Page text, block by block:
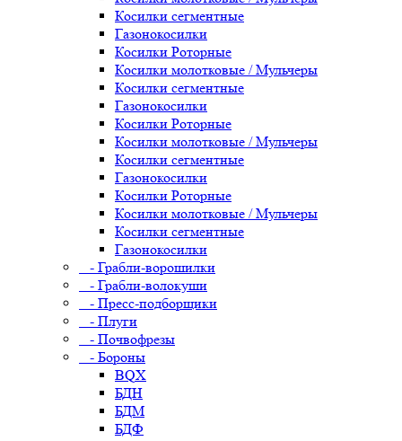
Косилки сегментные
Газонокосилки
Косилки Роторные
Косилки молотковые / Мульчеры
Косилки сегментные
Газонокосилки
Косилки Роторные
Косилки молотковые / Мульчеры
Косилки сегментные
Газонокосилки
Косилки Роторные
Косилки молотковые / Мульчеры
Косилки сегментные
Газонокосилки
- Грабли-ворошилки
- Грабли-волокуши
- Пресс-подборщики
- Плуги
- Почвофрезы
- Бороны
BQX
БДН
БДМ
БДФ